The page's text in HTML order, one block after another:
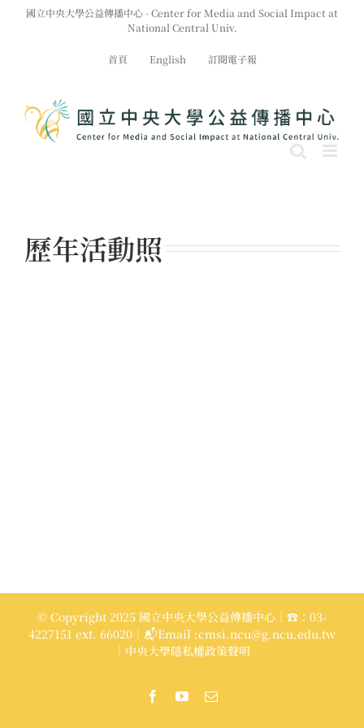
國立中央大學公益傳播中心 - Center for Media and Social Impact at
National Central Univ.
首頁 English 訂閱電子報
歷年活動照
© Copyright 2025 國立中央大學公益傳播中心｜☎：03-
4227151 ext. 66020｜📬Email :cmsi.ncu@g.ncu.edu.tw
｜中央大學隱私權政策聲明
FacebookYouTubeEmail